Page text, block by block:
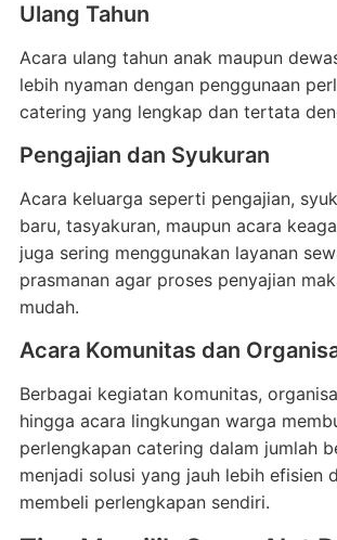
Ulang Tahun
Acara ulang tahun anak maupun
lebih nyaman dengan penggunaan
catering yang lengkap dan tertata
Pengajian dan Syukuran
Acara keluarga seperti pengajian,
baru, tasyakuran, maupun acara
juga sering menggunakan layanan
prasmanan agar proses penyajian
mudah.
Acara Komunitas dan
Berbagai kegiatan komunitas,
hingga acara lingkungan warga
perlengkapan catering dalam jumlah
menjadi solusi yang jauh lebih efisien
membeli perlengkapan sendiri.